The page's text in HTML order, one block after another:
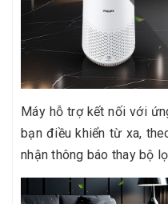
Máy hỗ trợ kết nối với
bạn điều khiển từ xa,
nhận thông báo thay bộ